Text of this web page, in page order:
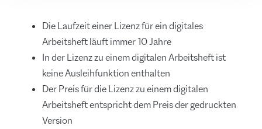
Die Laufzeit einer Lizenz für ein digitales
Arbeitsheft läuft immer 10 Jahre
In der Lizenz zu einem digitalen Arbeitsheft ist
keine Ausleihfunktion enthalten
Der Preis für die Lizenz zu einem digitalen
Arbeitsheft entspricht dem Preis der gedruckten
Version